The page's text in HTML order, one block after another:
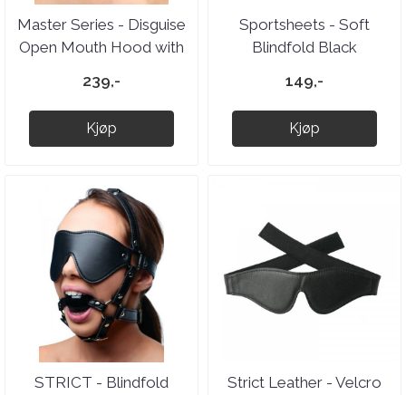
Master Series - Disguise
Open Mouth Hood with
239,-
Kjøp
Sportsheets - Soft
Blindfold Black
149,-
Kjøp
STRICT - Blindfold
Strict Leather - Velcro